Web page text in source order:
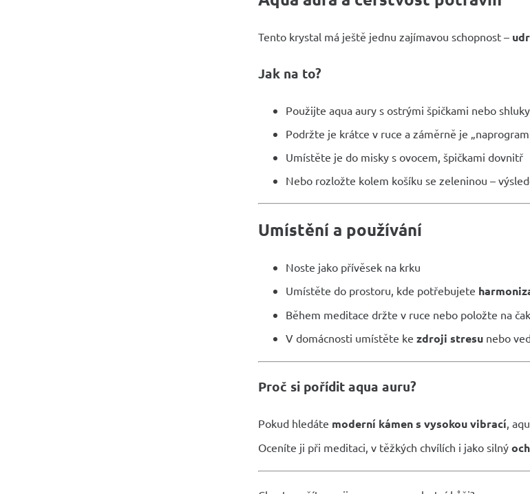
Tento krystal má ještě jednu zajímavou schopnost –
Jak na to?
Použijte aqua aury s ostrými špičkami nebo shluky
Podržte je krátce v ruce a záměrně je
Umístěte je do misky s ovocem, špičkami dovnitř
Nebo rozložte kolem košíku se zeleninou –
Umístění a používání
Noste jako přívěsek na krku
Umístěte do prostoru, kde potřebujete
Během meditace držte v ruce nebo položte na
V domácnosti umístěte ke zdroji stresu nebo
Proč si pořídit aqua auru?
Pokud hledáte moderní kámen s vysokou vibrací ,
Oceníte ji při meditaci, v těžkých chvílích i jako silný